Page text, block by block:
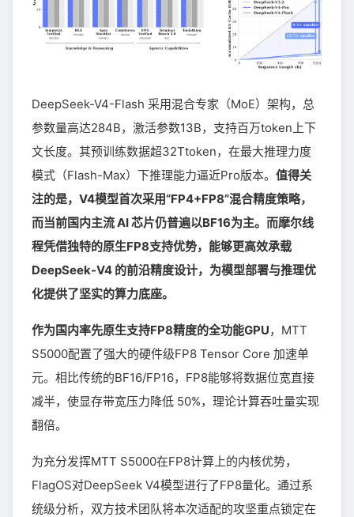
DeepSeek-V4-Flash 采用混合专家（MoE）架构，总
参数量高达284B，激活参数13B，支持百万token上下
文长度。其预训练数据超32Ttoken，在最大推理力度
模式（Flash-Max）下推理能力逼近Pro版本。 值得关
注的是，V4模型首次采用“FP4+FP8”混合精度策略，
而当前国内主流 AI 芯片仍普遍以BF16为主。而摩尔线
程凭借独特的原生FP8支持优势，能够更高效承载
DeepSeek-V4 的前沿精度设计，为模型部署与推理优
化提供了坚实的算力底座。
作为国内率先原生支持FP8精度的全功能GPU，MTT
S5000配置了强大的硬件级FP8 Tensor Core 加速单
元。相比传统的BF16/FP16，FP8能够将数据位宽直接
减半，使显存带宽压力降低 50%，理论计算吞吐量实现
翻倍。
为充分发挥MTT S5000在FP8计算上的内核优势，
FlagOS对DeepSeek V4模型进行了FP8量化。通过系
统级分析，双方技术团队将本次适配的攻坚重点锁定在